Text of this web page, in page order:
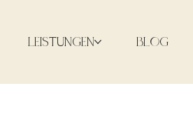
LEISTUNGEN BLOG